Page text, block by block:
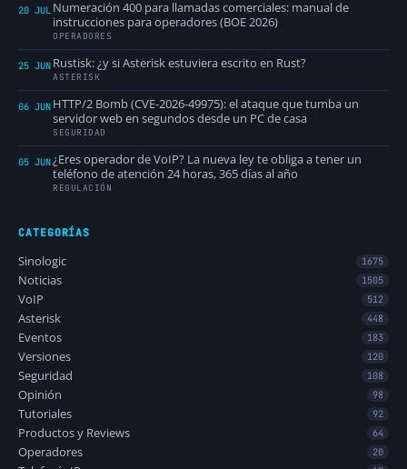
20 JUL Numeración 400 para llamadas comerciales: manual de
instrucciones para operadores (BOE 2026)
OPERADORES
25 JUN Rustisk: ¿y si Asterisk estuviera escrito en Rust?
ASTERISK
06 JUN HTTP/2 Bomb (CVE-2026-49975): el ataque que tumba un
servidor web en segundos desde un PC de casa
SEGURIDAD
05 JUN¿Eres operador de VoIP? La nueva ley te obliga a tener un
teléfono de atención 24 horas, 365 días al año
REGULACIÓN
CATEGORÍAS
Sinologic 1675
Noticias 1505
VoIP 512
Asterisk 448
Eventos 183
Versiones 120
Seguridad 108
Opinión 98
Tutoriales 92
Productos y Reviews 64
Operadores 20